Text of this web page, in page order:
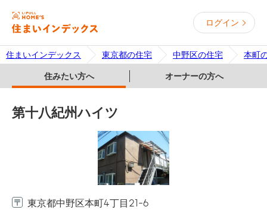
ログイン
住まいインデックス 東京都の住宅 中野区の住宅 本町
住みたい方へ オーナーの方へ
第十八紀州ハイツ
東京都中野区本町4丁目21-6